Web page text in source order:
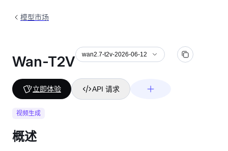
模型市场
Wan-T2V wan2.7-t2v-2026-06-12
立即体验 API 请求
视频生成
概述